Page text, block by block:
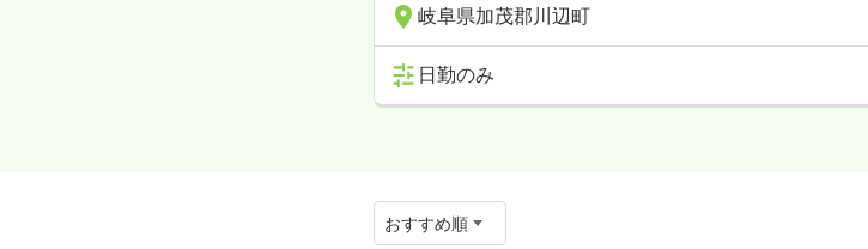
岐阜県加茂郡川辺町
日勤のみ